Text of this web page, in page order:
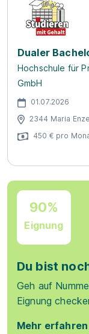
Dualer
Hochschule für
GmbH
01.07.2026
2344 Maria
450 € pro
90%
Eignung
Du bist
Geh auf
Eignung
Mehr erfahren